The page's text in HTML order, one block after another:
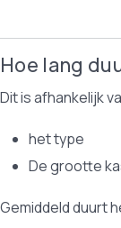
Hoe lang
Dit is afhankelijk
het type
De grootte
Gemiddeld duurt